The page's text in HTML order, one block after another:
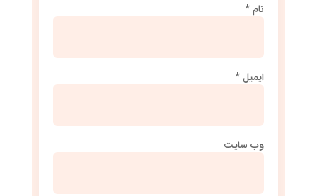
نام*
ایمیل*
وب‌ سایت